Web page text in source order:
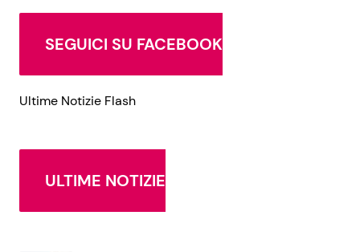
SEGUICI SU FACEBOOK
Ultime Notizie Flash
ULTIME NOTIZIE